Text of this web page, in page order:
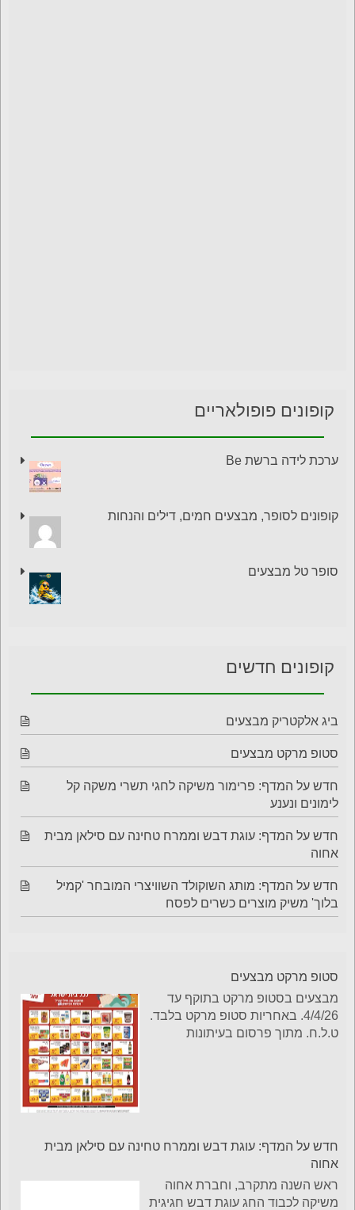
קופונים פופולאריים
ערכת לידה ברשת Be
קופונים לסופר, מבצעים חמים, דילים והנחות
סופר טל מבצעים
קופונים חדשים
ביג אלקטריק מבצעים
סטופ מרקט מבצעים
חדש על המדף: פרימור משיקה לחגי תשרי משקה קל
לימונים ונענע
חדש על המדף: עוגת דבש וממרח טחינה עם סילאן מבית
אחוה
חדש על המדף: מותג השוקולד השוויצרי המובחר 'קמיל
בלוך' משיק מוצרים כשרים לפסח
סטופ מרקט מבצעים
מבצעים בסטופ מרקט בתוקף עד
4/4/26. באחריות סטופ מרקט בלבד.
ט.ל.ח. מתוך פרסום בעיתונות
חדש על המדף: עוגת דבש וממרח טחינה עם סילאן מבית
אחוה
ראש השנה מתקרב, וחברת אחוה
משיקה לכבוד החג עוגת דבש חגיגית